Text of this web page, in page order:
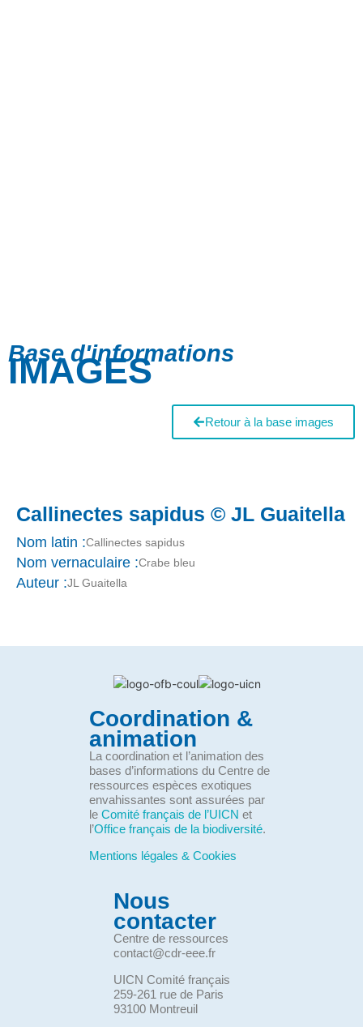
Base d'informations
IMAGES
Retour à la base images
Callinectes sapidus © JL Guaitella
Nom latin :Callinectes sapidus
Nom vernaculaire :Crabe bleu
Auteur :JL Guaitella
Coordination &
animation
La coordination et l’animation des
bases d’informations du Centre de
ressources espèces exotiques
envahissantes sont assurées par
le Comité français de l’UICN et
l’Office français de la biodiversité.
Mentions légales & Cookies
Nous
contacter
Centre de ressources
contact@cdr-eee.fr
UICN Comité français
259-261 rue de Paris
93100 Montreuil